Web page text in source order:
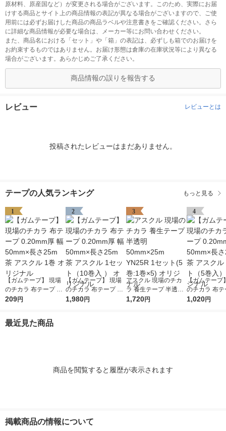
原材料、原産国など）が変更される場合がございます。このため、実際にお届
けする商品とサイト上の商品情報の表記が異なる場合がございますので、ご使
用前には必ずお届けした商品の商品ラベルや注意書きをご確認ください。さら
に詳細な商品情報が必要な場合は、メーカー等にお問い合わせください。
また、商品名における「セット」や「箱」の表記は、必ずしも箱でのお届けを
お約束するものではありません。お届け形態は倉庫の在庫状況等により異なる
場合がございます。あらかじめご了承ください。
商品情報の誤りを報告する
レビュー レビューとは
投稿されたレビューはまだありません。
テープの人気ランキング もっと見る
1
【ガムテープ】 現場
のチカラ 布テープ 0.2
0mm厚 幅50mm×長さ
209円
2
【ガムテープ】 現場
のチカラ 布テープ 0.2
0mm厚 幅50mm×長さ
1,980円
3
アスクル 現場のチカ
ラ 養生テープ 半透明
50mm×25m YN25R 1
1,720円
4
【ガムテープ
のチカラ 布
0mm厚 幅
1,020円
最近見た商品
商品を閲覧すると履歴が表示されます
掲載商品の情報について